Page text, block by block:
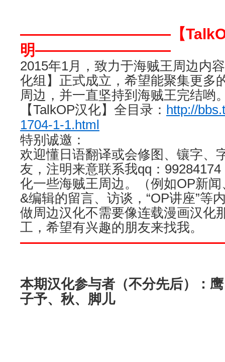
——————————【TalkOP
明—————————
2015年1月，致力于海贼王周边内
化组】正式成立，希望能聚集更多
周边，并一直坚持到海贼王完结哟
【TalkOP汉化】全目录： http://
1704-1-1.html
特别诚邀：
欢迎懂日语翻译或会修图、镶字、
友，注明来意联系我qq：
化一些海贼王周边。（例如OP新
&编辑的留言、访谈，“OP讲座”等
做周边汉化不需要像连载漫画汉化
工，希望有兴趣的朋友来找我。
本期汉化参与者（不分先后）：
子予、秋、脚儿